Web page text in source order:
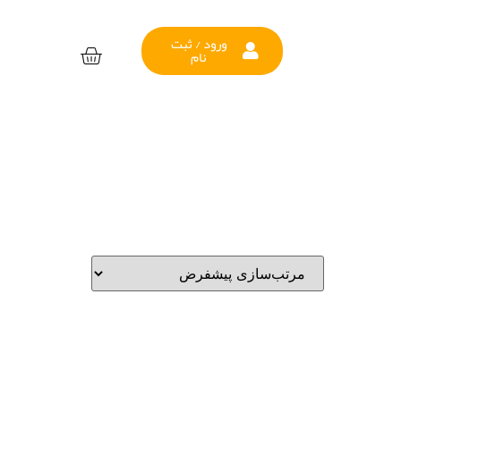
ورود / ثبت
نام